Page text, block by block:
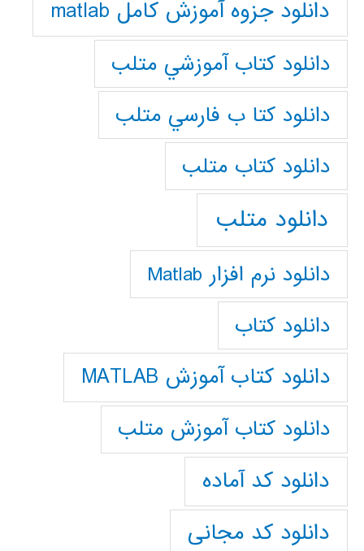
دانلود جزوه آموزش کامل matlab
دانلود كتاب آموزشي متلب
دانلود كتا ب فارسي متلب
دانلود كتاب متلب
دانلود متلب
دانلود نرم افزار Matlab
دانلود کتاب
دانلود کتاب آموزش MATLAB
دانلود کتاب آموزش متلب
دانلود کد آماده
دانلود کد مجانی